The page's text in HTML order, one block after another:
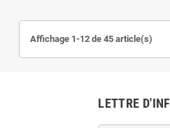
Affichage 1-12 de 45 article(s)
LETTRE